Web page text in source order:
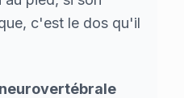
c'est le dos qu'il